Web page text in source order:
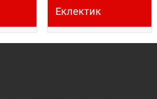
Еклектик